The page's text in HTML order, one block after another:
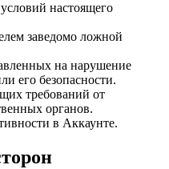
настоящего
заведомо ложной
на нарушение
его безопасности.
требований от
органов.
в Аккаунте.